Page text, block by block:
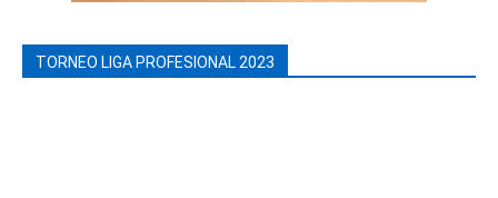
TORNEO LIGA PROFESIONAL 2023